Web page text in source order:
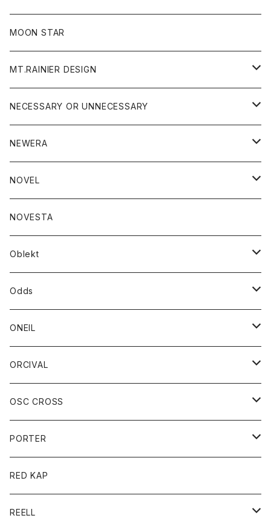
フリース
ジャケット
ニット
パンツ
帽子
MOON STAR
MT.RAINIER DESIGN
アウター
コート
ジャケット
アクセサリー
バッグ
グッズ
ウォレット
靴
トップス
ジャケット
シャツ
ボトム
ショートパンツ
パンツ
レディース
シャツ
Tシャツ
NECESSARY OR UNNECESSARY
アウター
コート
ジャケット
アクセサリー
バッグ
ブレスレット
グッズ
靴
ストール/マフラー
トップス
シャツ
シャツジャケット
ロングスリーブＴシャツ
ボトム
ショートパンツ
ジーンズ
NEWERA
帽子
NOVEL
トップス
カットソー
スエット
ボトム
NOVESTA
Oblekt
ボトム
ショートパンツ
パンツ
レディース
ボトム
Odds
帽子
ONEIL
スカート
ORCIVAL
アウター
コート
ジャケット
アクセサリー
バッグ
キッズ
Tシャツ
グッズ
OSC CROSS
ダウンジャケット
PORTER
カードホルダー
キーホルダー
RED KAP
REELL